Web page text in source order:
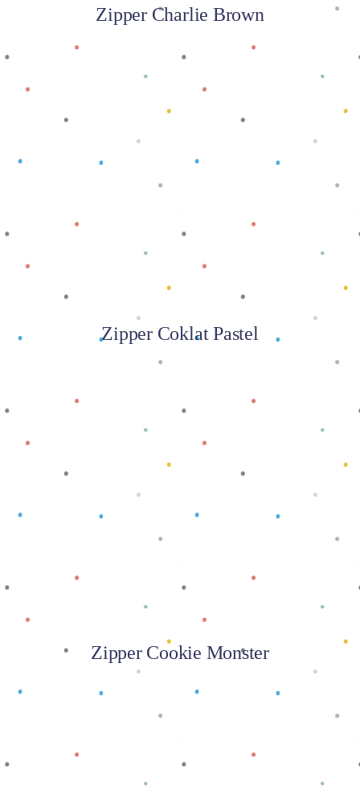
Zipper Charlie Brown
Baca selengkapnya
Zipper Coklat Pastel
Baca selengkapnya
Zipper Cookie Monster